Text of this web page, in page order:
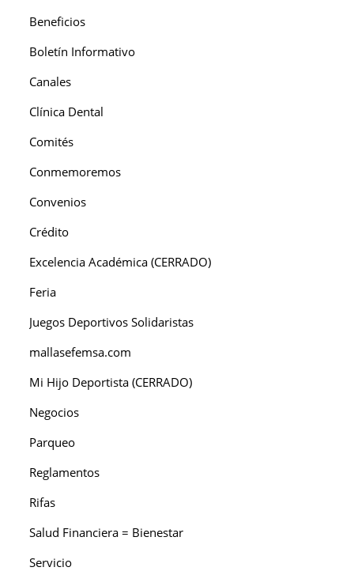
Beneficios
Boletín Informativo
Canales
Clínica Dental
Comités
Conmemoremos
Convenios
Crédito
Excelencia Académica (CERRADO)
Feria
Juegos Deportivos Solidaristas
mallasefemsa.com
Mi Hijo Deportista (CERRADO)
Negocios
Parqueo
Reglamentos
Rifas
Salud Financiera = Bienestar
Servicio